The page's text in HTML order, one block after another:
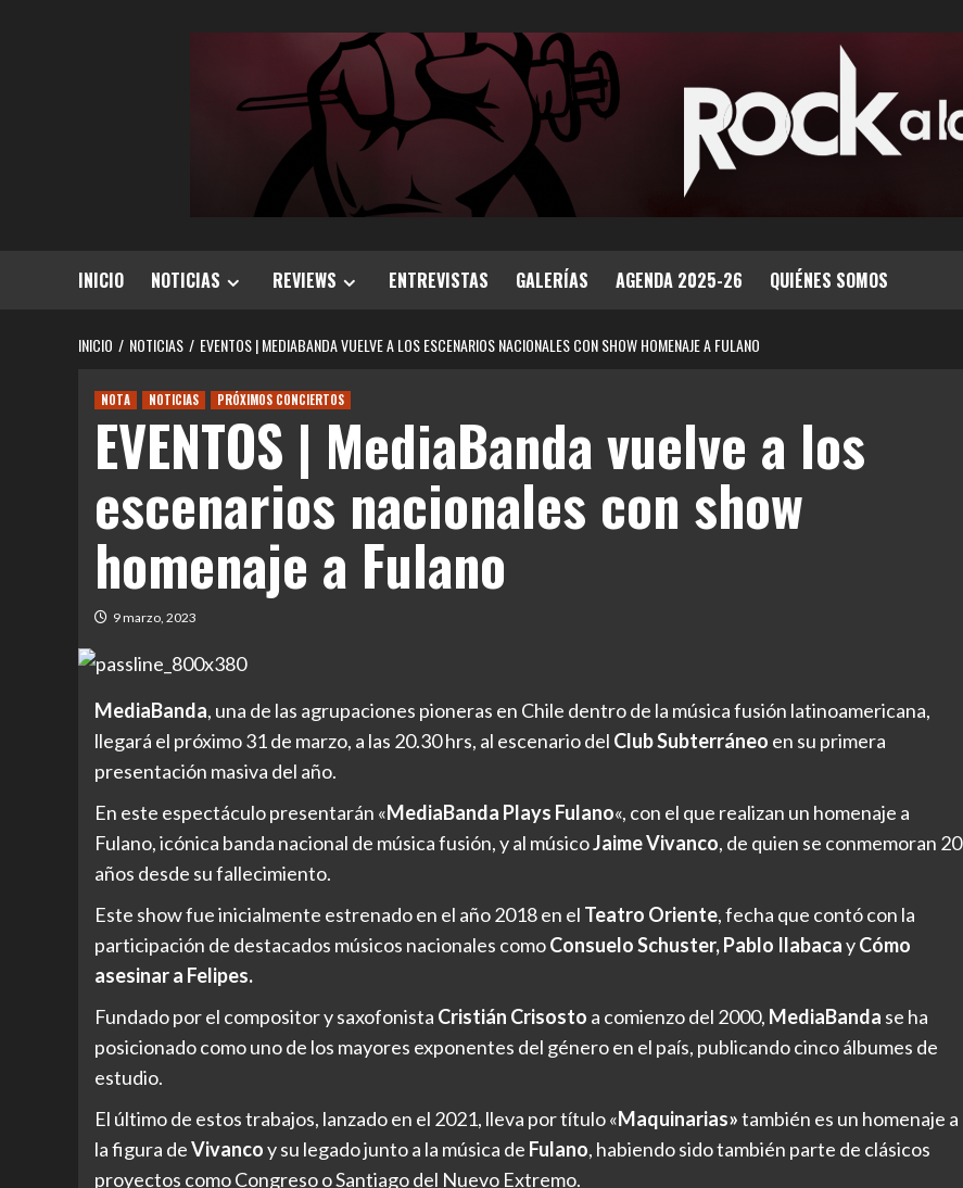
INICIO NOTICIAS REVIEWS ENTREVISTAS GALERÍAS AGENDA 2025-26 QUIÉNES SOMOS
INICIO NOTICIAS EVENTOS | MEDIABANDA VUELVE A LOS ESCENARIOS NACIONALES CON SHOW HOMENAJE A FULANO
NOTA NOTICIAS PRÓXIMOS CONCIERTOS
EVENTOS | MediaBanda vuelve a los
escenarios nacionales con show
homenaje a Fulano
9 marzo, 2023
MediaBanda, una de las agrupaciones pioneras en Chile dentro de la música fusión latinoamericana,
llegará el próximo 31 de marzo, a las 20.30 hrs, al escenario del Club Subterráneo en su primera
presentación masiva del año.
En este espectáculo presentarán «MediaBanda Plays Fulano«, con el que realizan un homenaje a
Fulano, icónica banda nacional de música fusión, y al músicoJaime Vivanco, de quien se conmemoran 20
años desde su fallecimiento.
Este show fue inicialmente estrenado en el año 2018 en el Teatro Oriente, fecha que contó con la
participación de destacados músicos nacionales comoConsuelo Schuster, Pablo IlabacayCómo
asesinar a Felipes.
Fundado por el compositor y saxofonista Cristián Crisosto a comienzo del 2000, MediaBanda se ha
posicionado como uno de los mayores exponentes del género en el país, publicando cinco álbumes de
estudio.
El último de estos trabajos, lanzado en el 2021, lleva por título «Maquinarias»también es un homenaje a
la figura deVivancoy su legado junto a la música de Fulano, habiendo sido también parte de clásicos
proyectos como Congreso o Santiago del Nuevo Extremo.